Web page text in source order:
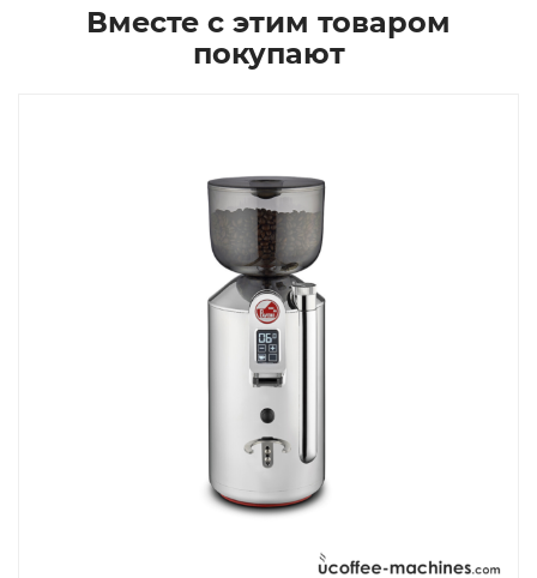
Вместе с этим товаром
покупают